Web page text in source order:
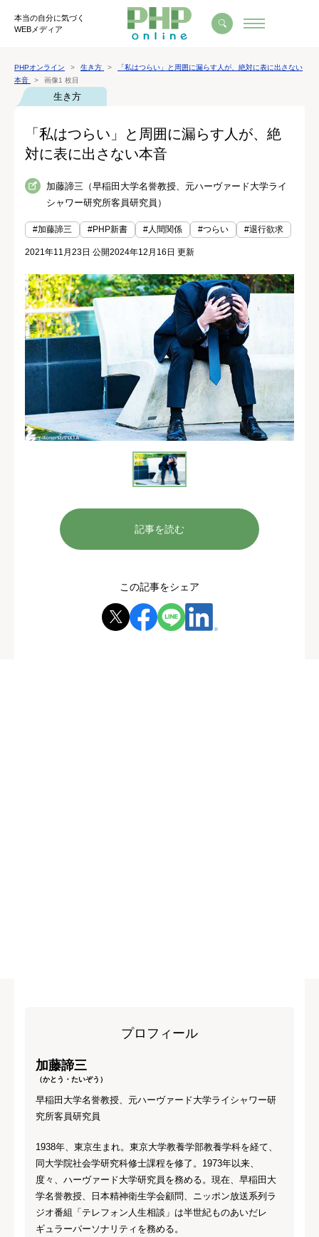
本当の自分に気づく
WEBメディア
PHPオンライン 生き方
「私はつらい」と周囲に漏らす人が、絶対に表に出さない
本音
画像1 枚目
生き方
「私はつらい」と周囲に漏らす人が、絶
対に表に出さない本音
加藤諦三（早稲田大学名誉教授、元ハーヴァード大学ライ
シャワー研究所客員研究員）
#加藤諦三 #PHP新書 #人間関係 #つらい #退行欲求
2021年11月23日 公開2024年12月16日 更新
記事を読む
この記事をシェア
プロフィール
加藤諦三
（かとう・たいぞう）
早稲田大学名誉教授、元ハーヴァード大学ライシャワー研
究所客員研究員
1938年、東京生まれ。東京大学教養学部教養学科を経て、
同大学院社会学研究科修士課程を修了。1973年以来、
度々、ハーヴァード大学研究員を務める。現在、早稲田大
学名誉教授、日本精神衛生学会顧問、ニッポン放送系列ラ
ジオ番組「テレフォン人生相談」は半世紀ものあいだレ
ギュラーパーソナリティを務める。